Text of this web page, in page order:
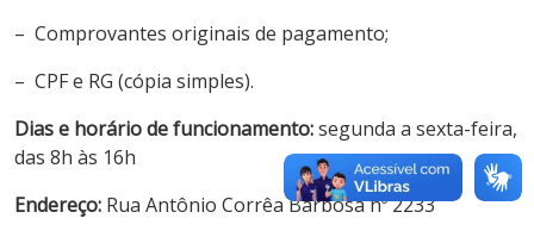
– Comprovantes originais de pagamento;
– CPF e RG (cópia simples).
Dias e horário de funcionamento:segunda a sexta-feira,
das 8h às 16h
Endereço: Rua Antônio Corrêa Barbosa nº 2233